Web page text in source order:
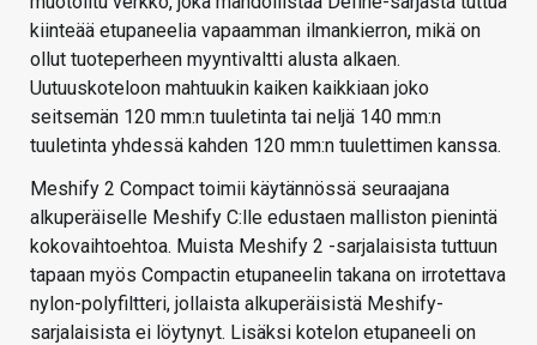
kiinteää etupaneelia vapaamman ilmankierron, mikä on
ollut tuoteperheen myyntivaltti alusta alkaen.
Uutuuskoteloon mahtuukin kaiken kaikkiaan joko
seitsemän 120 mm:n tuuletinta tai neljä 140 mm:n
tuuletinta yhdessä kahden 120 mm:n tuulettimen kanssa.
Meshify 2 Compact toimii käytännössä seuraajana
alkuperäiselle Meshify C:lle edustaen malliston pienintä
kokovaihtoehtoa. Muista Meshify 2 -sarjalaisista tuttuun
tapaan myös Compactin etupaneelin takana on irrotettava
nylon-polyfiltteri, jollaista alkuperäisistä Meshify-
sarjalaisista ei löytynyt. Lisäksi kotelon etupaneeli on